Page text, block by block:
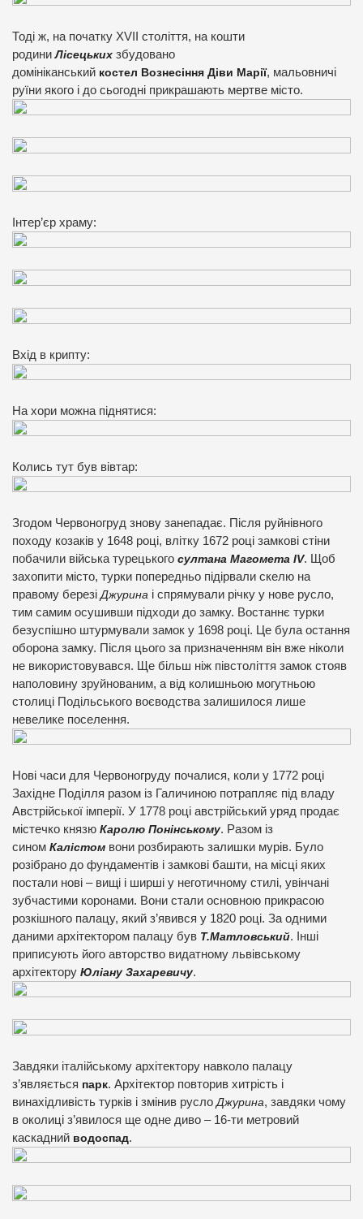
Тоді ж, на початку XVII століття, на кошти
родиниЛісецьких збудовано
домініканський костел Вознесіння Діви Марії, мальовничі
руїни якого і до сьогодні прикрашають мертве місто.
Інтер’єр храму:
Вхід в крипту:
На хори можна піднятися:
Колись тут був вівтар:
Згодом Червоногруд знову занепадає. Після руйнівного
походу козаків у 1648 році, влітку 1672 році замкові стіни
побачили війська турецького султана Магомета ІV. Щоб
захопити місто, турки попередньо підірвали скелю на
правому березі Джурина і спрямували річку у нове русло,
тим самим осушивши підходи до замку. Востаннє турки
безуспішно штурмували замок у 1698 році. Це була остання
оборона замку. Після цього за призначенням він вже ніколи
не використовувався. Ще більш ніж півстоліття замок стояв
наполовину зруйнованим, а від колишньою могутньою
столиці Подільського воєводства залишилося лише
невелике поселення.
Нові часи для Червоногруду почалися, коли у 1772 році
Західне Поділля разом із Галичиною потрапляє під владу
Австрійської імперії. У 1778 році австрійський уряд продає
містечко князю Каролю Понінському. Разом із
сином Калістом вони розбирають залишки мурів. Було
розібрано до фундаментів і замкові башти, на місці яких
постали нові – вищі і ширші у неготичному стилі, увінчані
зубчастими коронами. Вони стали основною прикрасою
розкішного палацу, який з’явився у 1820 році. За одними
даними архітектором палацу був Т.Матловський. Інші
приписують його авторство видатному львівському
архітектору Юліану Захаревичу.
Завдяки італійському архітектору навколо палацу
з’являється парк. Архітектор повторив хитрість і
винахідливість турків і змінив русло Джурина, завдяки чому
в околиці з’явилося ще одне диво – 16-ти метровий
каскадний водоспад.